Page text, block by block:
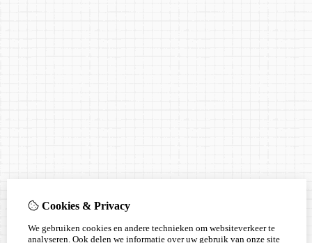
Cookies & Privacy
We gebruiken cookies en andere technieken om websiteverkeer te
analyseren. Ook delen we informatie over uw gebruik van onze site